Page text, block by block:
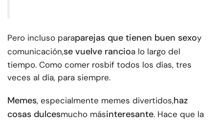
Pero incluso paraparejas que tienen buen sexoy
comunicación,se vuelve rancioa lo largo del
tiempo. Como comer rosbif todos los días, tres
veces al día, para siempre.
Memes, especialmente memes divertidos,haz
cosas dulcesmucho másinteresante. Hace que la